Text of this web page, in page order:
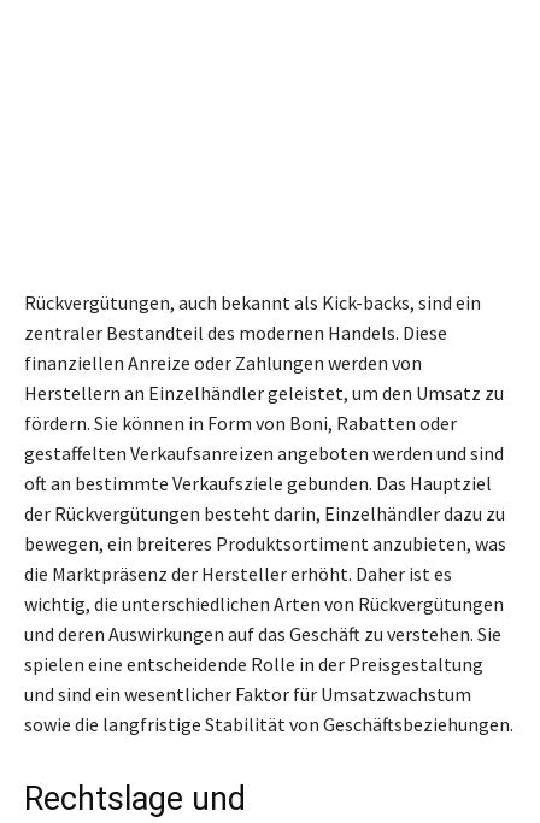
Rückvergütungen, auch bekannt als Kick-backs, sind ein
zentraler Bestandteil des modernen Handels. Diese
finanziellen Anreize oder Zahlungen werden von
Herstellern an Einzelhändler geleistet, um den Umsatz zu
fördern. Sie können in Form von Boni, Rabatten oder
gestaffelten Verkaufsanreizen angeboten werden und sind
oft an bestimmte Verkaufsziele gebunden. Das Hauptziel
der Rückvergütungen besteht darin, Einzelhändler dazu zu
bewegen, ein breiteres Produktsortiment anzubieten, was
die Marktpräsenz der Hersteller erhöht. Daher ist es
wichtig, die unterschiedlichen Arten von Rückvergütungen
und deren Auswirkungen auf das Geschäft zu verstehen. Sie
spielen eine entscheidende Rolle in der Preisgestaltung
und sind ein wesentlicher Faktor für Umsatzwachstum
sowie die langfristige Stabilität von Geschäftsbeziehungen.
Rechtslage und